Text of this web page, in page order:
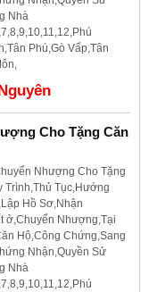
Nhà
Phú,Gò Vấp,Tân
Cho Tặng Căn
Nhượng Cho Tặng
Trình,Thủ Tục,Hướng
Hồ Sơ,Nhận
ở,Chuyển Nhượng,Tại
Hộ,Công Chứng,Sang
Nhận,Quyền Sử
Nhà